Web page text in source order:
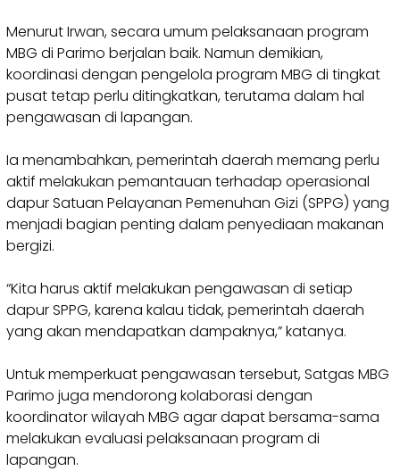
Menurut Irwan, secara umum pelaksanaan program
MBG di Parimo berjalan baik. Namun demikian,
koordinasi dengan pengelola program MBG di tingkat
pusat tetap perlu ditingkatkan, terutama dalam hal
pengawasan di lapangan.
Ia menambahkan, pemerintah daerah memang perlu
aktif melakukan pemantauan terhadap operasional
dapur Satuan Pelayanan Pemenuhan Gizi (SPPG) yang
menjadi bagian penting dalam penyediaan makanan
bergizi.
“Kita harus aktif melakukan pengawasan di setiap
dapur SPPG, karena kalau tidak, pemerintah daerah
yang akan mendapatkan dampaknya,” katanya.
Untuk memperkuat pengawasan tersebut, Satgas MBG
Parimo juga mendorong kolaborasi dengan
koordinator wilayah MBG agar dapat bersama-sama
melakukan evaluasi pelaksanaan program di
lapangan.